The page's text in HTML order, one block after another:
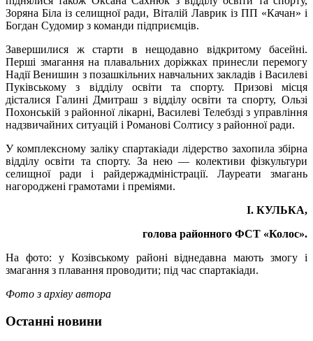
Зоряна Біла із селищної ради, Віталій Лаврик із ПП «Качан» і
Богдан Судомир з команди підприємців.
Завершилися ж старти в нещодавно відкритому басейні.
Перші змагання на плавальних доріжках принесли перемогу
Надії Венишин з позашкільних навчальних закладів і Василеві
Пуківському з відділу освіти та спорту. Призові місця
дісталися Галині Дмитраш з відділу освіти та спорту, Ользі
Похонській з районної лікарні, Василеві Телебзді з управління
надзвичайних ситуацій і Романові Солтису з районної ради.
У комплексному заліку спартакіади лідерство захопила збірна
відділу освіти та спорту. За нею — колективи фізкультури
селищної ради і райдержадміністрації. Лауреати змагань
нагороджені грамотами і преміями.
І. КУЛЬКА,
голова районного ФСТ «Колос».
На фото: у Козівському районі віднедавна мають змогу і
змагання з плавання проводити; під час спартакіади.
Фото з архіву автора
Останні новини